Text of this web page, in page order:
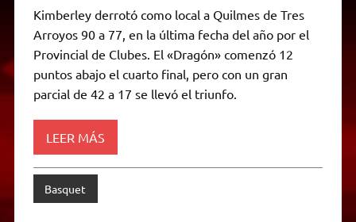
t
s
p
p
e
g
a
m
t
t
e
r
e
b
o
o
k
s
s
e
n
g
e
y
L
n
k
i
l
n
t
r
i
e
n
Kimberley derrotó como local a Quilmes de Tres
Arroyos 90 a 77, en la última fecha del año por el
Provincial de Clubes. El «Dragón» comenzó 12
puntos abajo el cuarto final, pero con un gran
parcial de 42 a 17 se llevó el triunfo.
LEER MÁS
Basquet